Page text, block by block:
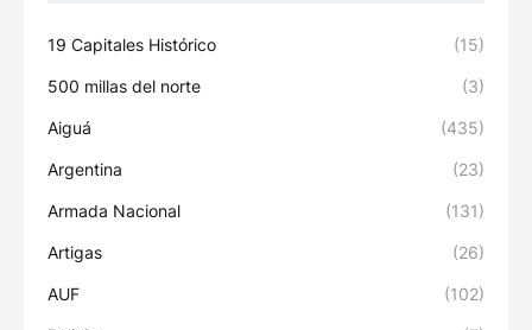
19 Capitales Histórico (15)
500 millas del norte (3)
Aiguá (435)
Argentina (23)
Armada Nacional (131)
Artigas (26)
AUF (102)